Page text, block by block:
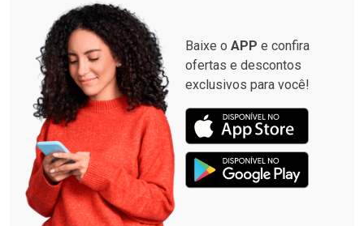
Baixe o APP e confira
ofertas e descontos
exclusivos para você!